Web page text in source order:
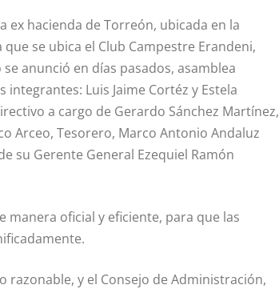
ex hacienda de Torreón, ubicada en la
se ubica el Club Campestre Erandeni,
anunció en días pasados, asamblea
Luis Jaime Cortéz y Estela
a cargo de Gerardo Sánchez Martínez,
Arceo, Tesorero, Marco Antonio Andaluz
su Gerente General Ezequiel Ramón
manera oficial y eficiente, para que las
razonable, y el Consejo de Administración,